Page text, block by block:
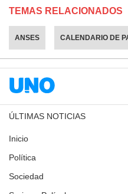
TEMAS RELACIONADOS
ANSES CALENDARIO DE
ÚLTIMAS NOTICIAS
Inicio
Política
Sociedad